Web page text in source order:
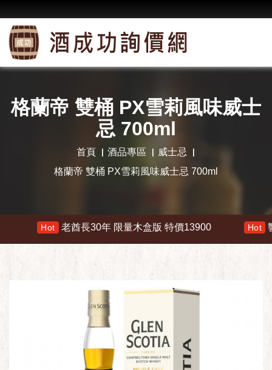
格蘭帝 雙桶 PX雪莉風味威士
忌 700ml
首頁 酒品專區
威士忌
格蘭帝 雙桶 PX雪莉風味威士忌 700ml
老酋長30年 限量木盒版 特價13900 響 30